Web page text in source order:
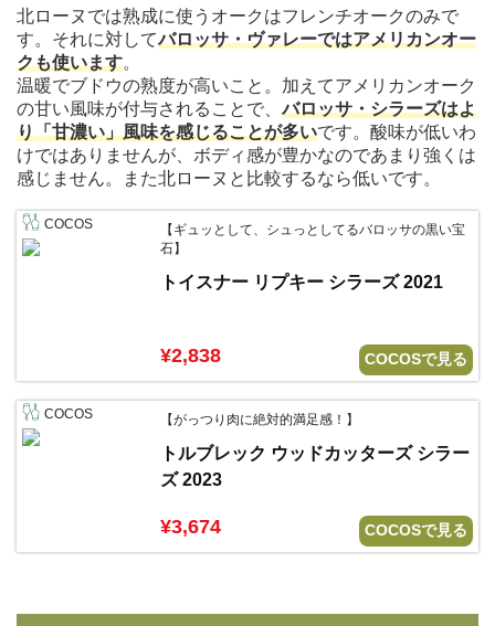
北ローヌでは熟成に使うオークはフレンチオークのみで
す。それに対してバロッサ・ヴァレーではアメリカンオー
クも使います。
温暖でブドウの熟度が高いこと。加えてアメリカンオーク
の甘い風味が付与されることで、バロッサ・シラーズはよ
り「甘濃い」風味を感じることが多いです。酸味が低いわ
けではありませんが、ボディ感が豊かなのであまり強くは
感じません。また北ローヌと比較するなら低いです。
COCOS
【ギュッとして、シュっとしてるバロッサの黒い宝
石】
トイスナー リプキー シラーズ 2021
¥2,838 COCOSで見る
COCOS 【がっつり肉に絶対的満足感！】
トルブレック ウッドカッターズ シラー
ズ 2023
¥3,674 COCOSで見る